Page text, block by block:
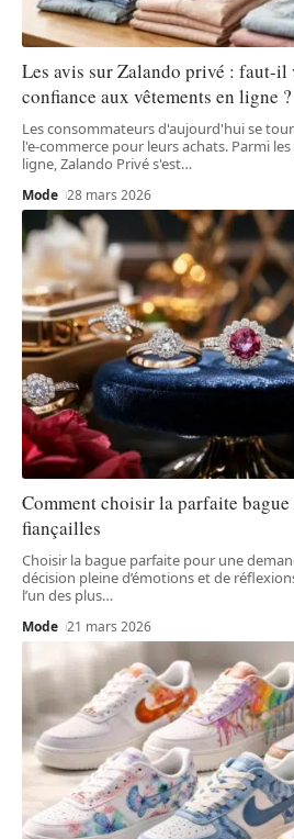
Les avis sur Zalando privé : faut-
confiance aux vêtements en ligne ?
Les consommateurs d'aujourd'hui se
l'e-commerce pour leurs achats. Parmi
ligne, Zalando Privé s'est…
Mode 28 mars 2026
Comment choisir la parfaite bague
fiançailles
Choisir la bague parfaite pour une
décision pleine d’émotions et de
l’un des plus…
Mode 21 mars 2026